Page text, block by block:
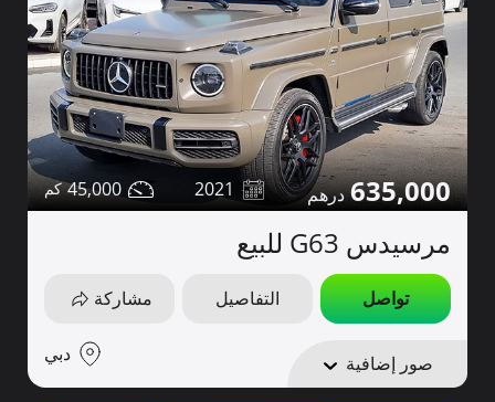
635,000
2021
45,000
مرسيدس G63 للبيع
تواصل التفاصيل مشاركة
صور إضافية دبي